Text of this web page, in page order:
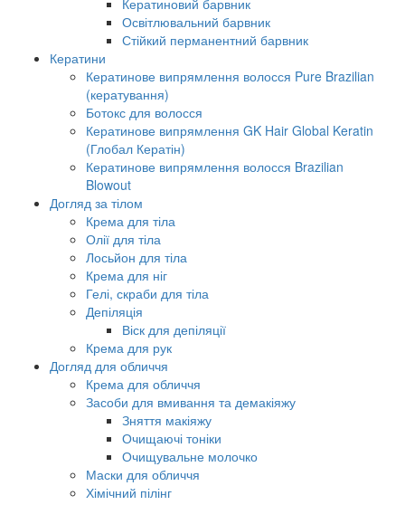
Кератиновий барвник
Освітлювальний барвник
Стійкий перманентний барвник
Кератини
Кератинове випрямлення волосся Pure Brazilian
(кератування)
Ботокс для волосся
Кератинове випрямлення GK Hair Global Keratin
(Глобал Кератін)
Кератинове випрямлення волосся Brazilian
Blowout
Догляд за тілом
Крема для тіла
Олії для тіла
Лосьйон для тіла
Крема для ніг
Гелі, скраби для тіла
Депіляція
Віск для депіляції
Крема для рук
Догляд для обличчя
Крема для обличчя
Засоби для вмивання та демакіяжу
Зняття макіяжу
Очищаючі тоніки
Очищувальне молочко
Маски для обличчя
Хімічний пілінг